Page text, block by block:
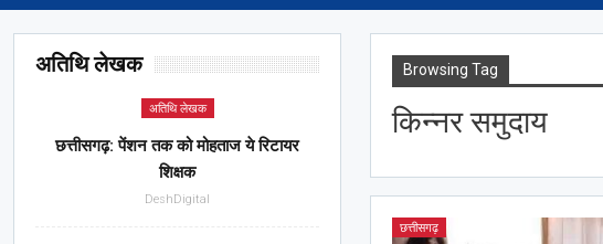
Browsing Tag
किन्नर समुदाय
छत्तीसगढ़
अतिथि लेखक
अतिथि लेखक
छत्तीसगढ़: पेंशन तक को मोहताज ये रिटायर
शिक्षक
DeshDigital